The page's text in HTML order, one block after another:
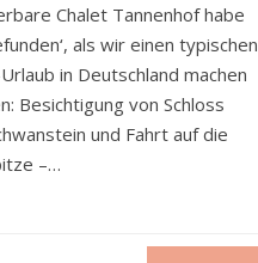
Chalet Tannenhof habe
als wir einen typischen
in Deutschland machen
Besichtigung von Schloss
und Fahrt auf die
–…